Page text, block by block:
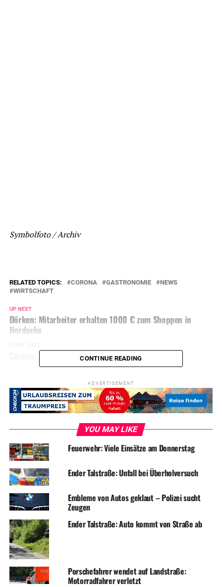
Symbolfoto / Archiv
RELATED TOPICS: CORONA GASTRONOMIE
NEWS
WIRTSCHAFT
UP NEXT
Dörken: Mitarbeiter erhalten 1000 € zum Shoppen in
Herdecke
Corona: Zeitplan für Lockerungen in NRW
CONTINUE READING
ADVERTISEMENT
YOU MAY LIKE
Feuerwehr: Viele Einsätze am Donnerstag
Ender Talstraße: Unfall bei Überholversuch
Embleme von Autos geklaut – Polizei sucht
Zeugen
Ender Talstraße: Auto kommt von Straße ab
Porschefahrer wendet auf Landstraße:
Motorradfahrer verletzt